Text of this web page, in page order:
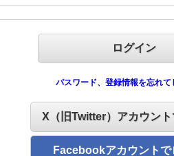
パスワード、登録情報を忘れて
X（旧Twitter）アカウン
Facebookアカウントで